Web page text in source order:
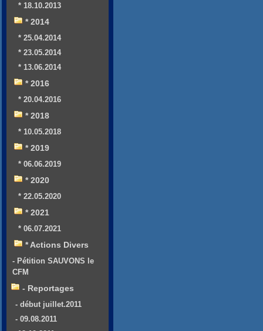
* 18.10.2013
* 2014
* 25.04.2014
* 23.05.2014
* 13.06.2014
* 2016
* 20.04.2016
* 2018
* 10.05.2018
* 2019
* 06.06.2019
* 2020
* 22.05.2020
* 2021
* 06.07.2021
* Actions Divers
- Pétition SAUVONS le
CFM
- Reportages
- début juillet.2011
- 09.08.2011